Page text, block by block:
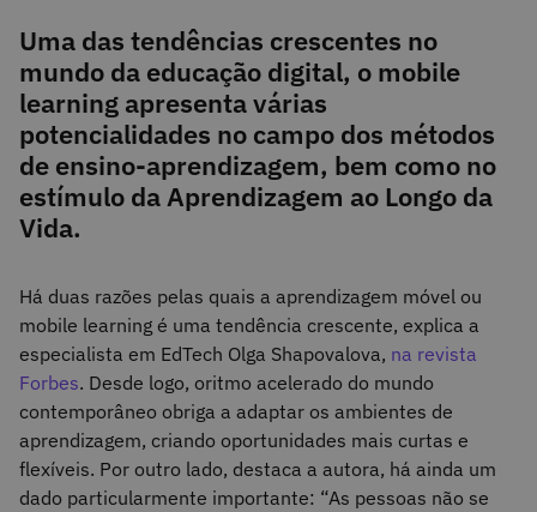
Uma das tendências crescentes no
mundo da educação digital, o mobile
learning apresenta várias
potencialidades no campo dos métodos
de ensino-aprendizagem, bem como no
estímulo da Aprendizagem ao Longo da
Vida.
Há duas razões pelas quais a aprendizagem móvel ou
mobile learning é uma tendência crescente, explica a
especialista em EdTech Olga Shapovalova, na revista
Forbes. Desde logo, oritmo acelerado do mundo
contemporâneo obriga a adaptar os ambientes de
aprendizagem, criando oportunidades mais curtas e
flexíveis. Por outro lado, destaca a autora, há ainda um
dado particularmente importante: “As pessoas não se